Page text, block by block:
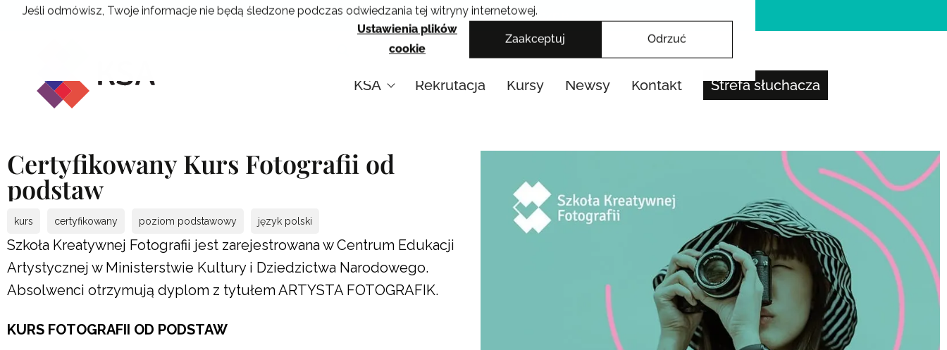
Jeśli odmówisz, Twoje informacje nie będą śledzone podczas odwiedzania tej witryny internetowej.
Ustawienia plików
cookie
Zaakceptuj Odrzuć
Przejdź
Krakowskie Szkoły Artystyczne
KSA Rekrutacja Kursy Newsy Kontakt Strefa słuchacza
Certyfikowany Kurs Fotografii od
podstaw
kurs certyfikowany poziom podstawowy język polski
Szkoła Kreatywnej Fotografii jest zarejestrowana w Centrum Edukacji
Artystycznej w Ministerstwie Kultury i Dziedzictwa Narodowego.
Absolwenci otrzymują dyplom z tytułem ARTYSTA FOTOGRAFIK.
KURS FOTOGRAFII OD PODSTAW